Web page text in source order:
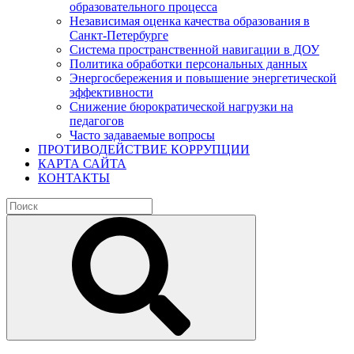
образовательного процесса
Независимая оценка качества образования в
Санкт-Петербурге
Система пространственной навигации в ДОУ
Политика обработки персональных данных
Энергосбережения и повышение энергетической
эффективности
Снижение бюрократической нагрузки на
педагогов
Часто задаваемые вопросы
ПРОТИВОДЕЙСТВИЕ КОРРУПЦИИ
КАРТА САЙТА
КОНТАКТЫ